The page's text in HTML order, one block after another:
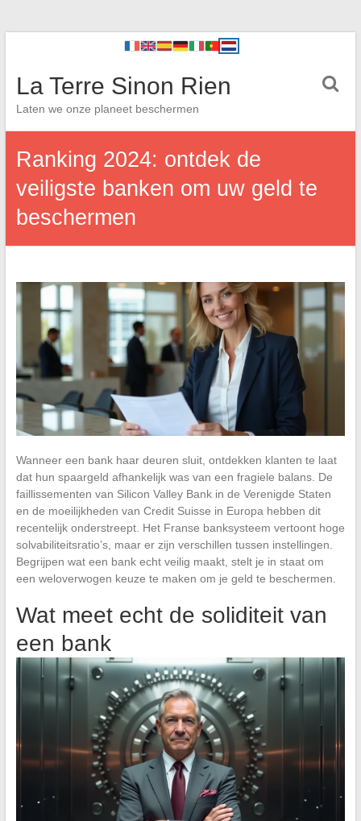
La Terre Sinon Rien
Laten we onze planeet beschermen
Ranking 2024: ontdek de
veiligste banken om uw geld te
beschermen
Wanneer een bank haar deuren sluit, ontdekken klanten te laat
dat hun spaargeld afhankelijk was van een fragiele balans. De
faillissementen van Silicon Valley Bank in de Verenigde Staten
en de moeilijkheden van Credit Suisse in Europa hebben dit
recentelijk onderstreept. Het Franse banksysteem vertoont hoge
solvabiliteitsratio’s, maar er zijn verschillen tussen instellingen.
Begrijpen wat een bank echt veilig maakt, stelt je in staat om
een weloverwogen keuze te maken om je geld te beschermen.
Wat meet echt de soliditeit van
een bank